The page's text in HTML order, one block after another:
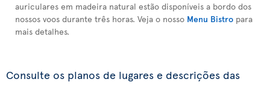
auriculares em madeira natural estão disponíveis a bordo dos
nossos voos durante três horas. Veja o nosso Menu Bistro para
mais detalhes.
Consulte os planos de lugares e descrições das